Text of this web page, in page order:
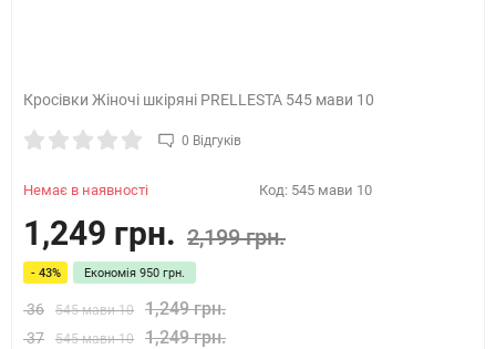
Кросівки Жіночі шкіряні PRELLESTA 545 мави 10
0 Відгуків
Немає в наявності Код: 545 мави 10
1,249 грн. 2,199 грн.
- 43% Економія 950 грн.
36 545 мави 10 1,249 грн.
37 545 мави 10 1,249 грн.